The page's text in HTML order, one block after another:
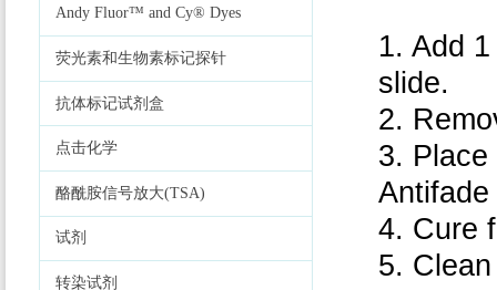
Andy Fluor™ and Cy® Dyes
荧光素和生物素标记探针
抗体标记试剂盒
点击化学
酪酰胺信号放大(TSA)
试剂
转染试剂
1. Add
slide.
2.
3.
4. Cure
5.